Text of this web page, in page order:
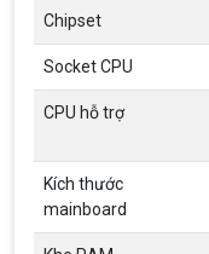
Chipset
Socket CPU
CPU hỗ trợ
Kích thước
mainboard